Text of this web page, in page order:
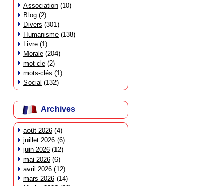
Association (10)
Blog (2)
Divers (301)
Humanisme (138)
Livre (1)
Morale (204)
mot cle (2)
mots-clés (1)
Social (132)
Archives
août 2026 (4)
juillet 2026 (6)
juin 2026 (12)
mai 2026 (6)
avril 2026 (12)
mars 2026 (14)